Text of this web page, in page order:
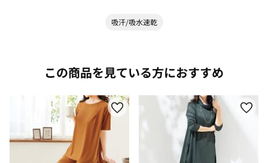
吸汗/吸水速乾
この商品を見ている方におすすめ